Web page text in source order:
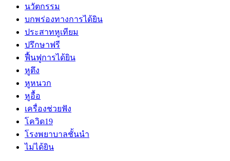
นวัตกรรม
บกพร่องทางการได้ยิน
ประสาทหูเทียม
ปรึกษาฟรี
ฟื้นฟูการได้ยิน
หูตึง
หูหนวก
หูอื้อ
เครื่องช่วยฟัง
โควิด19
โรงพยาบาลชั้นนำ
ไม่ได้ยิน